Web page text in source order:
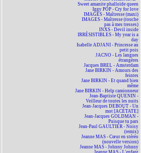
Sweet amanite phalloïde queen
Iggy POP - Cry for love
IMAGES - Maîtresse (maxi)
IMAGES - Maîtresse (touche
pas à mes tresses)
INXS - Devil inside
IRRÉSISTIBLES - My year is a
day
Isabelle ADJANI - Princesse au
petit pois
JACNO - Les langues
étrangères
Jacques BREL - Amsterdam
Jane BIRKIN - Amours des
feintes
Jane BIRKIN - Et quand bien
même
Jane BIRKIN - Help camionneur
Jean-Baptiste QUENIN -
Veilleur de toutes les nuits
Jean-Jacques DEBOUT - Un
mot [ACÉTATE]
Jean-Jacques GOLDMAN -
Puisque tu pars
Jean-Paul GAULTIER - Noisy
(remix)
Jeanne MAS - Cœur en stéréo
(nouvelle version)
Jeanne MAS - Johnny Johnny
Jeanne MAS - L'enfant